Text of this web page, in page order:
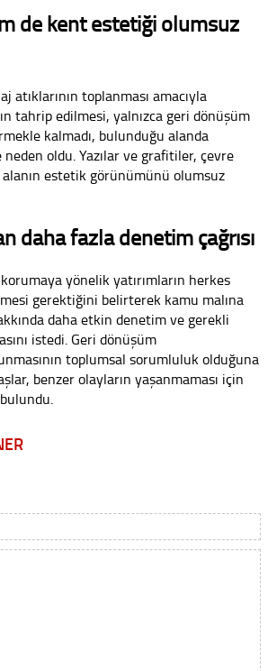
de kent estetiği olumsuz
atıklarının toplanması amacıyla
tahrip edilmesi, yalnızca geri dönüşüm
kalmadı, bulunduğu alanda
oldu. Yazılar ve grafitiler, çevre
estetik görünümünü olumsuz
daha fazla denetim çağrısı
yönelik yatırımların herkes
gerektiğini belirterek kamu malına
daha etkin denetim ve gerekli
istedi. Geri dönüşüm
toplumsal sorumluluk olduğuna
benzer olayların yaşanmaması için
bulundu.